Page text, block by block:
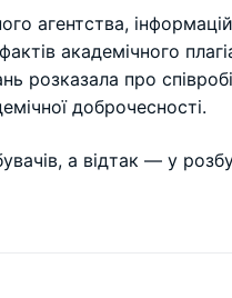
агентства,
академічного
розказала про
доброчесності.
а відтак — у